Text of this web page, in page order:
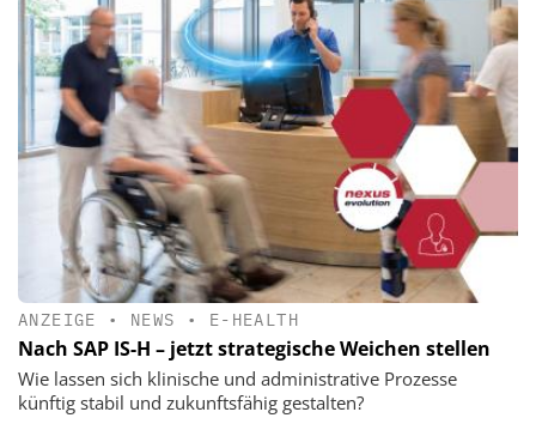
ANZEIGE • NEWS • E-HEALTH
Nach SAP IS-H – jetzt strategische Weichen stellen
Wie lassen sich klinische und administrative Prozesse
künftig stabil und zukunftsfähig gestalten?